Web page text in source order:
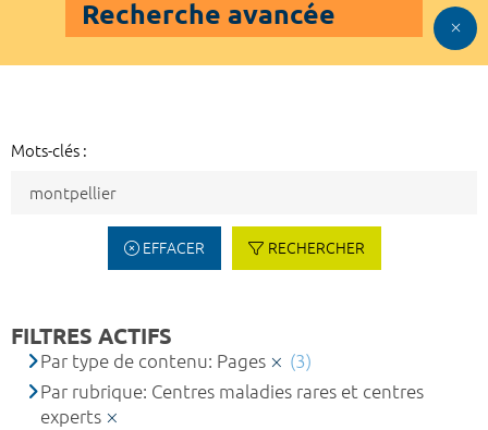
Recherche avancée
Mots-clés :
EFFACER RECHERCHER
FILTRES ACTIFS
Par type de contenu: Pages
(3)
Par rubrique: Centres maladies rares et centres
experts